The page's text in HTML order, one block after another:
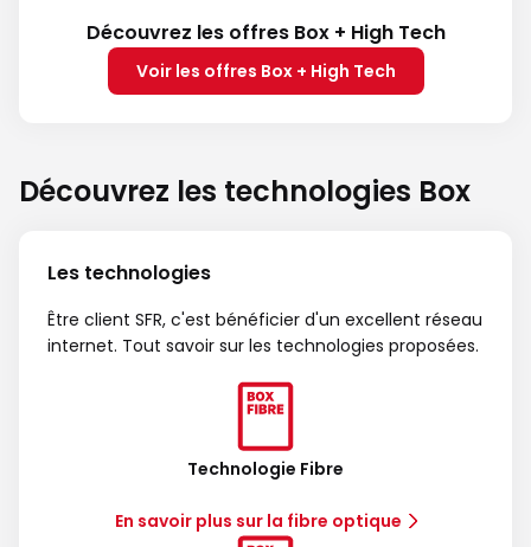
Découvrez les offres Box + High Tech
Voir les offres Box + High Tech
Découvrez les technologies Box
Les technologies
Être client SFR, c'est bénéficier d'un excellent réseau
internet. Tout savoir sur les technologies proposées.
Technologie Fibre
En savoir plus sur la fibre optique